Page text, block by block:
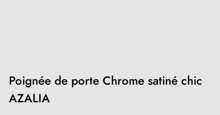
Poignée de porte Chrome satiné chic
AZALIA